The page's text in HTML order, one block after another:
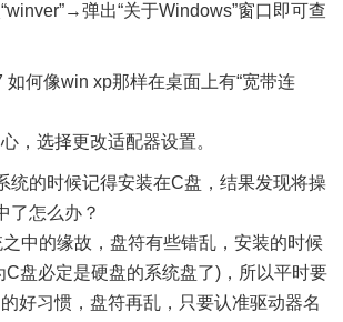
弹出“关于Windows”窗口即可查
如何像win xp那样在桌面上有“宽带连
，选择更改适配器设置。
统的时候记得安装在C盘，结果发现将操
了怎么办？
中的缘故，盘符有些错乱，安装的时候
C盘必定是硬盘的系统盘了)，所以平时要
好习惯，盘符再乱，只要认准驱动器名